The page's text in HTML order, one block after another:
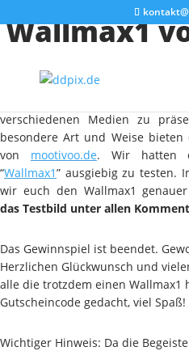
Wallmax1
verschiedenen Medien zu
besondere Art und Weise
von mootivoo.de. Wir hatten
“Wallmax1” ausgiebig zu testen.
wir euch den Wallmax1
das Testbild unter allen
Das Gewinnspiel ist beendet.
Herzlichen Glückwunsch und
alle die trotzdem einen Wallmax1
Gutscheincode gedacht, viel Spaß!
Wichtiger Hinweis: Da die